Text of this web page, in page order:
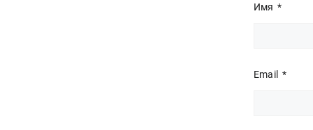
Имя*
Email *